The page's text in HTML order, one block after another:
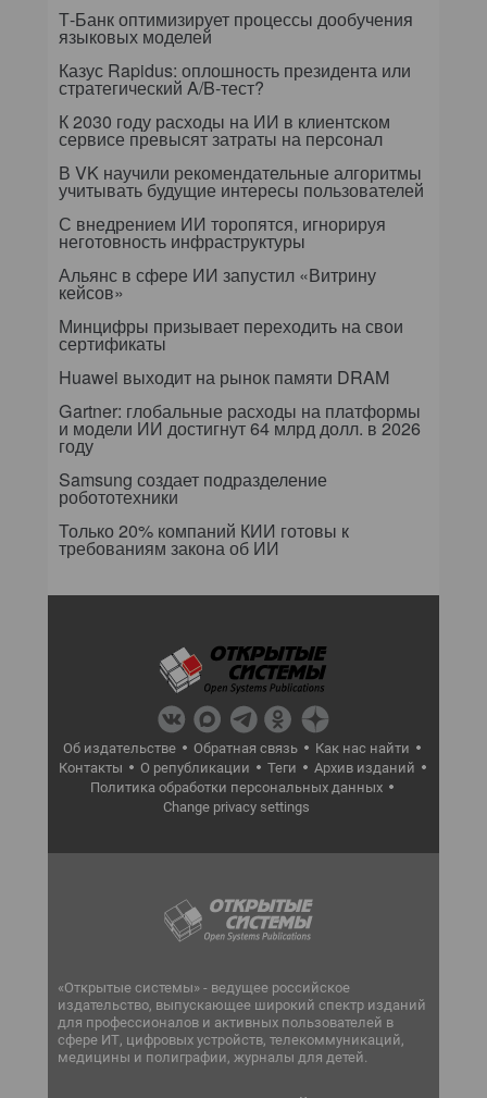
Т-Банк оптимизирует процессы дообучения
языковых моделей
Казус Rapidus: оплошность президента или
стратегический A/B-тест?
К 2030 году расходы на ИИ в клиентском
сервисе превысят затраты на персонал
В VK научили рекомендательные алгоритмы
учитывать будущие интересы пользователей
С внедрением ИИ торопятся, игнорируя
неготовность инфраструктуры
Альянс в сфере ИИ запустил «Витрину
кейсов»
Минцифры призывает переходить на свои
сертификаты
Huawei выходит на рынок памяти DRAM
Gartner: глобальные расходы на платформы
и модели ИИ достигнут 64 млрд долл. в 2026
году
Samsung создает подразделение
робототехники
Только 20% компаний КИИ готовы к
требованиям закона об ИИ
Об издательстве Обратная связь
Как нас найти
Контакты
О републикации Теги
Архив изданий
Политика обработки персональных данных
Change privacy settings
«Открытые системы» - ведущее российское
издательство, выпускающее широкий спектр изданий
для профессионалов и активных пользователей в
сфере ИТ, цифровых устройств, телекоммуникаций,
медицины и полиграфии, журналы для детей.